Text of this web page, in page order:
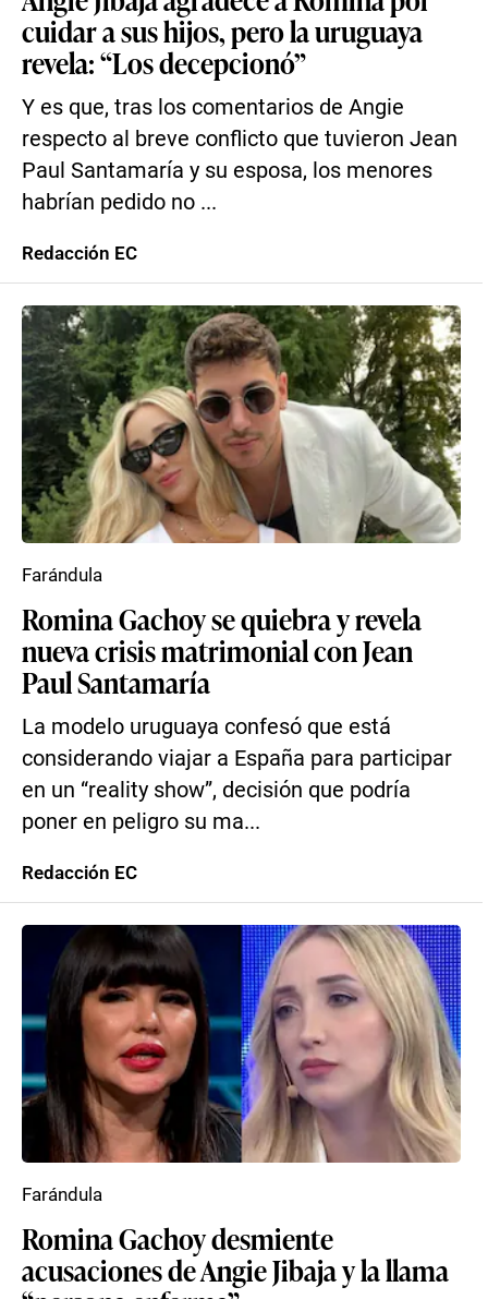
cuidar a sus hijos, pero la uruguaya
revela: “Los decepcionó”
Y es que, tras los comentarios de Angie
respecto al breve conflicto que tuvieron Jean
Paul Santamaría y su esposa, los menores
habrían pedido no ...
Redacción EC
Romina Gachoy se quiebra y revela
nueva crisis matrimonial con Jean
Paul Santamaría
La modelo uruguaya confesó que está
considerando viajar a España para participar
en un “reality show”, decisión que podría
poner en peligro su ma...
Farándula
Redacción EC
Romina Gachoy desmiente
acusaciones de Angie Jibaja y la llama
Farándula